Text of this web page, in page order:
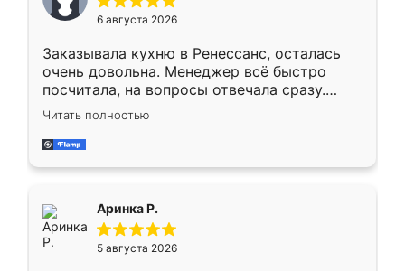
Мне нравится ,если что-то потребуется из
мебели буду заказывать только здесь.
6 августа 2026
Заказывала кухню в Ренессанс, осталась
очень довольна. Менеджер всё быстро
посчитала, на вопросы отвечала сразу.
Замерщик приехал в субботу, подошёл к
делу со всей ответственностью. Собрали
за день, ребята работали аккуратно, даже
Читать полностью
Аринка Р.
5 августа 2026